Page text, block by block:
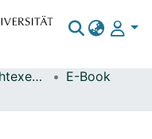
Elektronische Pflichtexemplare
E-Book